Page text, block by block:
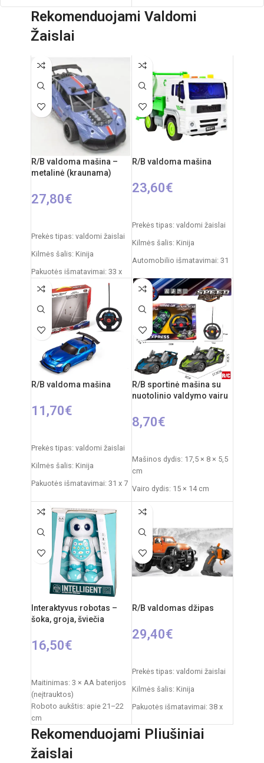
Pakuotės išmatavimai- 39 x 30 x 7
Rekomenduojamas amžius - nuo 3
Kilmės šalis - Kinija
cm
Rekomenduojami Valdomi
Žaislai
R/B valdoma mašina –
metalinė (kraunama)
27,80€
Prekės tipas: valdomi žaislai
Kilmės šalis: Kinija
Pakuotės išmatavimai: 33 x
Mašinos ilgis: 30 cm
Dažnis: 2,4 GHz
Nuotolinio valdymo pultas:
2xAA elementai
RC automobilio
akumuliatorius: 3,7V
nuo 6 metų
R/B valdoma mašina
23,60€
Prekės tipas: valdomi žaislai
Kilmės šalis: Kinija
Automobilio išmatavimai: 31
Rekomenduojamas amžius:
nuo 6 metų
Reiklaingi elementai: 2xAA +
3xAAA
R/B valdoma mašina
11,70€
Prekės tipas: valdomi žaislai
Kilmės šalis: Kinija
Pakuotės išmatavimai: 31 x 7
Automobilio išmatavimai: 20
Rekomenduojamas amžius:
nuo 3 metų
Reiklaingi elementai: 2xAA
pulteliui + 4xAA mašinai
R/B sportinė mašina su
nuotolinio valdymo vairu
8,70€
Mašinos dydis: 17,5 × 8 × 5,5
cm
Vairo dydis: 15 × 14 cm
Pakuotės dydis: 33 × 5,5 ×
23,5 cm
Svoris: 0,3 kg
Reikalingi elementai: 3 × AA
(nepridedami)
Interaktyvus robotas –
šoka, groja, šviečia
16,50€
Maitinimas: 3 × AA baterijos
(neįtrauktos)
Roboto aukštis: apie 21–22
cm
Pakuotės išmatavimai: 21 ×
9,5 × 28 cm
Pakuotės svoris: 0,6 kg
R/B valdomas džipas
29,40€
Prekės tipas: valdomi žaislai
Kilmės šalis: Kinija
Pakuotės išmatavimai: 38 x
Džipo išmatavimai: 27 x 17 x
Rekomenduojami Pliušiniai
žaislai